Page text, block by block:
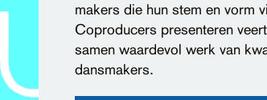
makers die hun stem en vorm
Coproducers presenteren
samen waardevol werk van
dansmakers.